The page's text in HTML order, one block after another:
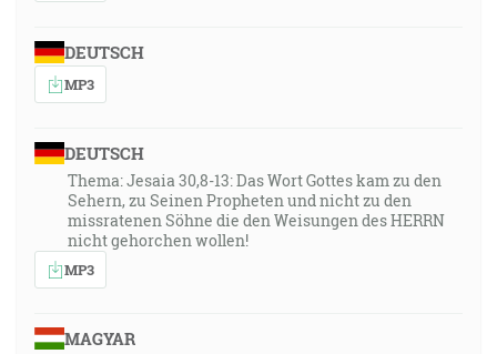
DEUTSCH
MP3
DEUTSCH
Thema: Jesaia 30,8-13: Das Wort Gottes kam zu den
Sehern, zu Seinen Propheten und nicht zu den
missratenen Söhne die den Weisungen des HERRN
nicht gehorchen wollen!
MP3
MAGYAR